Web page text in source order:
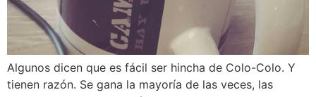
Algunos dicen que es fácil ser hincha de Colo-Colo. Y
tienen razón. Se gana la mayoría de las veces, las